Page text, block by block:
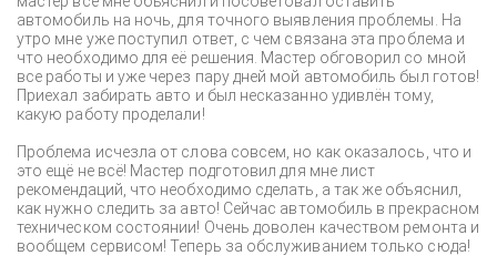
автомобиль на ночь, для точного выявления проблемы. На
утро мне уже поступил ответ, с чем связана эта проблема и
что необходимо для её решения. Мастер обговорил со мной
все работы и уже через пару дней мой автомобиль был готов!
Приехал забирать авто и был несказанно удивлён тому,
какую работу проделали!
Проблема исчезла от слова совсем, но как оказалось, что и
это ещё не всё! Мастер подготовил для мне лист
рекомендаций, что необходимо сделать, а так же объяснил,
как нужно следить за авто! Сейчас автомобиль в прекрасном
техническом состоянии! Очень доволен качеством ремонта и
вообщем сервисом! Теперь за обслуживанием только сюда!